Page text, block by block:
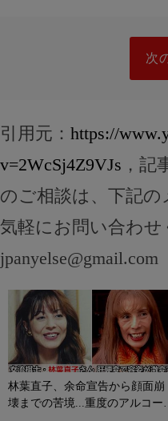
次
引用元： https://
v=2WcSj4Z9VJs ，記
のご相談は、下記
気軽にお問い合わせ
jpanyelse@gmail.com
林葉直子、余命宣告から顔面崩
壊までの苦境...重度のアルコール